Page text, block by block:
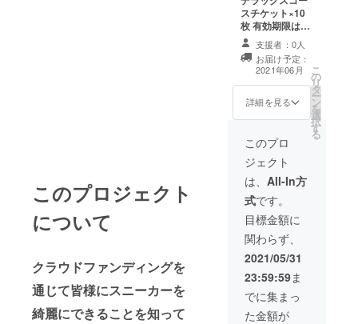
このプロジェクト
について
クラウドファンディングを
通じて皆様にスニーカーを
綺麗にできることを知って
スチケット×10
枚 有効期限はお
店が継続する限
り有効で各種一
度限りご利用可
能です
支援者：0人
お届け予定：
2021年06月
詳細を見る
こ
の
リ
タ
ー
ン
を
選
択
す
る
このプロ
ジェクト
は、 All-In方
式です。
目標金額に
関わらず、
2021/05/31
23:59:59ま
でに集まっ
た金額が